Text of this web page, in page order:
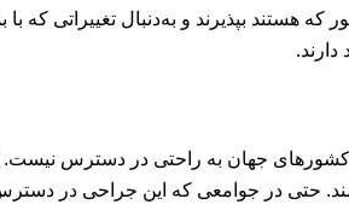
هستند بپذیرند و به‌دنبال تغییراتی که با
کشورهای جهان به راحتی در دسترس نیست.
حتی در جوامعی که این جراحی در